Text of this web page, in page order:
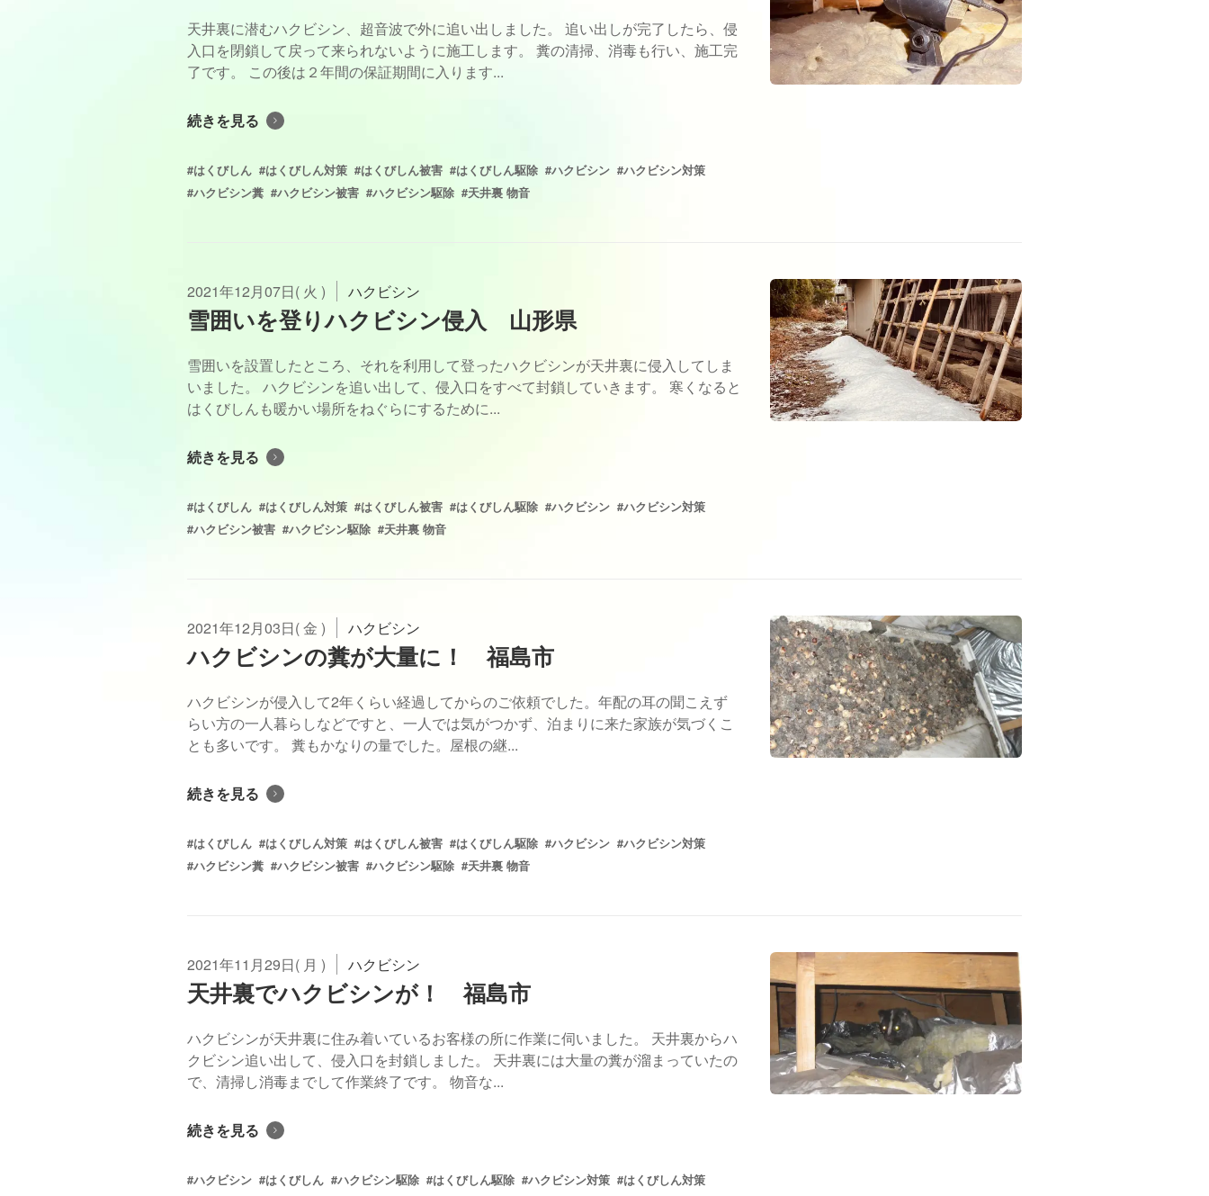
天井裏に潜むハクビシン、超音波で外に追い出しました。 追い出しが完了したら、侵
入口を閉鎖して戻って来られないように施工します。 糞の清掃、消毒も行い、施工完
了です。 この後は２年間の保証期間に入ります...
続きを見る
#はくびしん #はくびしん対策 #はくびしん被害 #はくびしん駆除 #ハクビシン #ハクビシン対策
#ハクビシン糞 #ハクビシン被害 #ハクビシン駆除 #天井裏 物音
2021年12月07日( 火 ) ハクビシン
雪囲いを登りハクビシン侵入 山形県
雪囲いを設置したところ、それを利用して登ったハクビシンが天井裏に侵入してしま
いました。 ハクビシンを追い出して、侵入口をすべて封鎖していきます。 寒くなると
はくびしんも暖かい場所をねぐらにするために...
続きを見る
#はくびしん #はくびしん対策 #はくびしん被害 #はくびしん駆除 #ハクビシン #ハクビシン対策
#ハクビシン被害 #ハクビシン駆除 #天井裏 物音
2021年12月03日( 金 ) ハクビシン
ハクビシンの糞が大量に！ 福島市
ハクビシンが侵入して2年くらい経過してからのご依頼でした。年配の耳の聞こえず
らい方の一人暮らしなどですと、一人では気がつかず、泊まりに来た家族が気づくこ
とも多いです。 糞もかなりの量でした。屋根の継...
続きを見る
#はくびしん #はくびしん対策 #はくびしん被害 #はくびしん駆除 #ハクビシン #ハクビシン対策
#ハクビシン糞 #ハクビシン被害 #ハクビシン駆除 #天井裏 物音
2021年11月29日( 月 ) ハクビシン
天井裏でハクビシンが！ 福島市
ハクビシンが天井裏に住み着いているお客様の所に作業に伺いました。 天井裏からハ
クビシン追い出して、侵入口を封鎖しました。 天井裏には大量の糞が溜まっていたの
で、清掃し消毒までして作業終了です。 物音な...
続きを見る
#ハクビシン #はくびしん #ハクビシン駆除 #はくびしん駆除 #ハクビシン対策 #はくびしん対策